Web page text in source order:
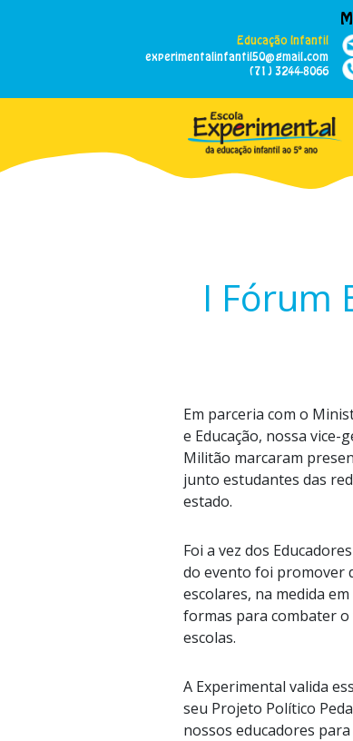
Educação Infantil
experimentalinfantil50@gmail.com
(71) 3244-8066
I Fórum
Em parceria com o
e Educação, nossa vice-
Militão marcaram
junto estudantes das
estado.
Foi a vez dos
do evento foi promover
escolares, na medida
formas para combater
escolas.
A Experimental valida
seu Projeto Político
nossos educadores